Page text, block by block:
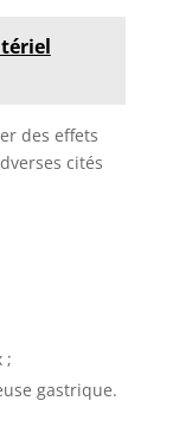
des effets
cités
;
gastrique.